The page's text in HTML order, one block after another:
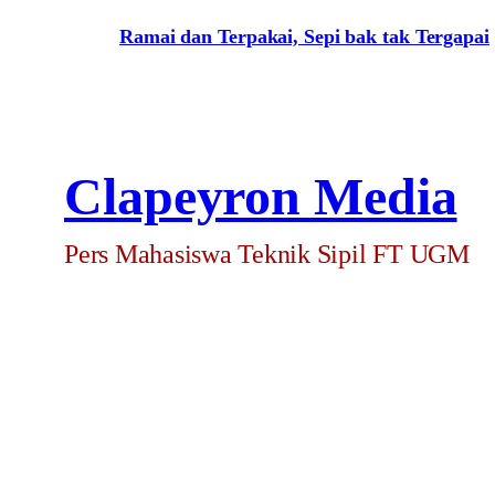
Ramai dan Terpakai, Sepi bak tak Tergapai
Clapeyron Media
Pers Mahasiswa Teknik Sipil FT UGM